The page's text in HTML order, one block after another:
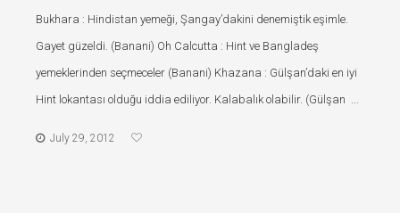
Bukhara : Hindistan yemeği, Şangay’dakini denemiştik eşimle.
Gayet güzeldi. (Banani) Oh Calcutta : Hint ve Bangladeş
yemeklerinden seçmeceler (Banani) Khazana : Gülşan’daki en iyi
Hint lokantası olduğu iddia ediliyor. Kalabalık olabilir. (Gülşan ...
July 29, 2012